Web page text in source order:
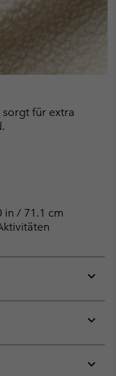
sorgt für extra
in / 71.1 cm
or
or